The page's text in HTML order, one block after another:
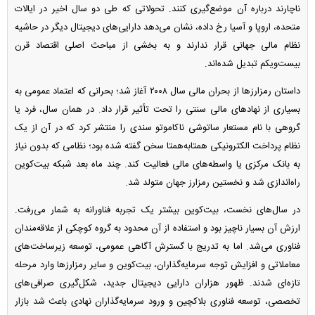
ناچارند درباره آن موضع‌گیری کنند. تحولاتی که طی دو سال اخیر در ایالات
متحده، اروپا و آسیا رخ داده، نشان می‌دهد دارایی‌های دیجیتال دیگر در حاشیه
نظام مالی جهانی قرار ندارند و به بخشی از مباحث اصلی اقتصاد قرن
بیست‌ویکم تبدیل شده‌اند.
داستان رمزارز‌ها از بحران مالی سال ۲۰۰۸ آغاز شد؛ بحرانی که اعتماد عمومی به
بسیاری از نهاد‌های مالی سنتی را تحت تأثیر قرار داد. در همان سال، فرد یا
گروهی با نام مستعار ساتوشی ناکاموتو سندی را منتشر کرد که در آن از یک
نظام پرداخت الکترونیکی همتابه‌همتا سخن گفته شده بود؛ نظامی که بدون نیاز
به بانک مرکزی یا واسطه‌های مالی فعالیت کند. چند ماه بعد شبکه بیت‌کوین
راه‌اندازی شد و نخستین رمزارز جهان متولد شد.
در سال‌های نخست، بیت‌کوین بیشتر یک تجربه فناورانه به شمار می‌رفت.
ارزش آن بسیار ناچیز بود و استفاده از آن محدود به گروه کوچکی از علاقه‌مندان
فناوری می‌شد. اما به تدریج با گسترش آگاهی عمومی، توسعه زیرساخت‌های
معاملاتی و افزایش توجه سرمایه‌گذاران، بیت‌کوین و سایر رمزارز‌ها وارد مرحله
تازه‌ای شدند. ظهور هزاران دارایی دیجیتال جدید، شکل‌گیری صرافی‌های
تخصصی، توسعه فناوری بلاکچین و ورود سرمایه‌گذاران نهادی باعث شد بازار